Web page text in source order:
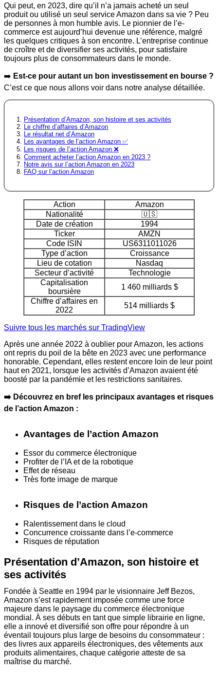
Qui peut, en 2023, dire qu’il n’a jamais acheté un seul
produit ou utilisé un seul service Amazon dans sa vie ? Peu
de personnes à mon humble avis. Le pionnier de l’e-
commerce est aujourd’hui devenue une référence, malgré
les quelques critiques à son encontre. L’entreprise continue
de croître et de diversifier ses activités, pour satisfaire
toujours plus de consommateurs dans le monde.
➡️ Est-ce pour autant un bon investissement en bourse ?
C’est ce que nous allons voir dans notre analyse détaillée.
Présentation d’Amazon, son histoire et ses activités
Le chiffre d’affaires d’Amazon
Le résultat net d’Amazon
Les avantages de l’action Amazon ✅
Les risques de l’action Amazon ❌
Comment acheter l’action Amazon en 2023 ?
Notre avis sur l’action Amazon en 2023
FAQ sur l’action Amazon
Action
Amazon
Nationalité
🇺🇸
Date de création
1994
Ticker
AMZN
Code ISIN
US6311011026
Type d’action
Croissance
Lieu de cotation
Nasdaq
Secteur d’activité
Technologie
Capitalisation
boursière
1 460 milliards $
Chiffre d’affaires en
2022
514 milliards $
Suivre tous les marchés sur TradingView
Après une année 2022 à oublier pour Amazon, les actions
ont repris du poil de la bête en 2023 avec une performance
honorable. Cependant, elles restent encore loin de leur point
haut en 2021, lorsque les activités d’Amazon avaient été
boosté par la pandémie et les restrictions sanitaires.
➡️ Découvrez en bref les principaux avantages et risques
de l’action Amazon :
Avantages de l’action Amazon
Essor du commerce électronique
Profiter de l’IA et de la robotique
Effet de réseau
Très forte image de marque
Risques de l’action Amazon
Ralentissement dans le cloud
Concurrence croissante dans l’e-commerce
Risques de réputation
Présentation d’Amazon, son histoire et
ses activités
Fondée à Seattle en 1994 par le visionnaire Jeff Bezos,
Amazon s’est rapidement imposée comme une force
majeure dans le paysage du commerce électronique
mondial. À ses débuts en tant que simple librairie en ligne,
elle a innové et diversifié son offre pour répondre à un
éventail toujours plus large de besoins du consommateur :
des livres aux appareils électroniques, des vêtements aux
produits alimentaires, chaque catégorie atteste de sa
maîtrise du marché.